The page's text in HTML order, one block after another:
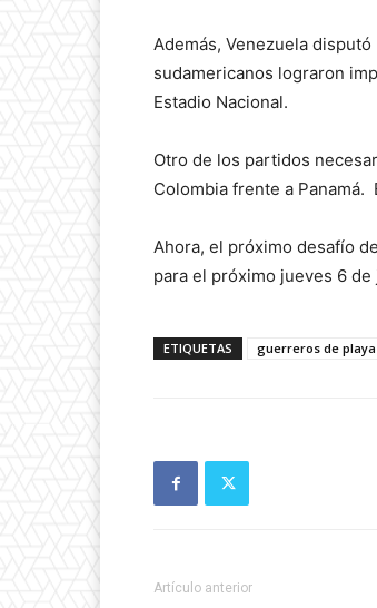
Además, Venezuela
sudamericanos lograron
Estadio Nacional.
Otro de los partidos
Colombia frente a Panamá.
Ahora, el próximo desafío
para el próximo jueves 6
ETIQUETAS guerreros de playa
Artículo anterior